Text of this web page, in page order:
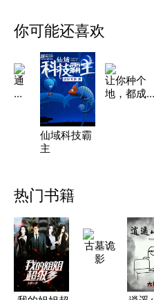
你可能还喜欢
通
天
仙域科技霸
主
让你种个
地，都成不
热门书籍
古墓诡
影